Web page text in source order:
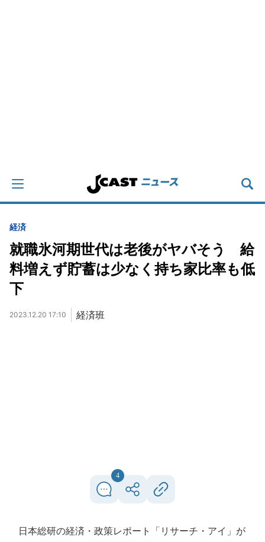
経済
就職氷河期世代は老後がヤバそう 給
料増えず貯蓄は少なく持ち家比率も低
下
2023.12.20 17:10 経済班
4
日本総研の経済・政策レポート「リサーチ・アイ」が